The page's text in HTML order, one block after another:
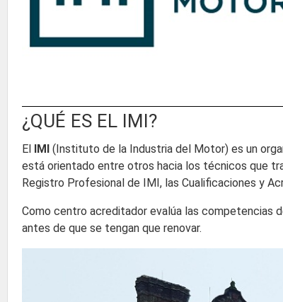
¿QUÉ ES EL IMI?
El IMI (Instituto de la Industria del Motor) es un
está orientado entre otros hacia los técnicos que
Registro Profesional de IMI, las Cualificaciones y
Como centro acreditador evalúa las competencias
antes de que se tengan que renovar.